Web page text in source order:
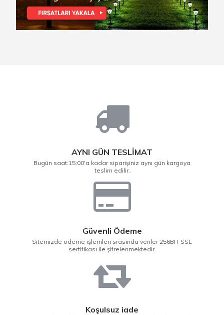
AYNI GÜN TESLİMAT
Bugün saat:15:00'a kadar siparişiniz aynı gün kargoya
teslim edilir.
Güvenli Ödeme
Sitemizde ödeme işlemleri srasında veriler 256BIT SSL
sertifikası ile şifrelenmektedir.
Koşulsuz iade